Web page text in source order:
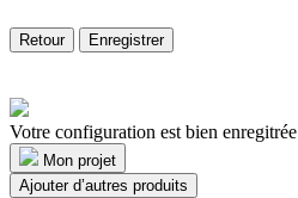
Retour Enregistrer
Votre configuration est bien enregitrée
Mon projet
Ajouter d’autres produits